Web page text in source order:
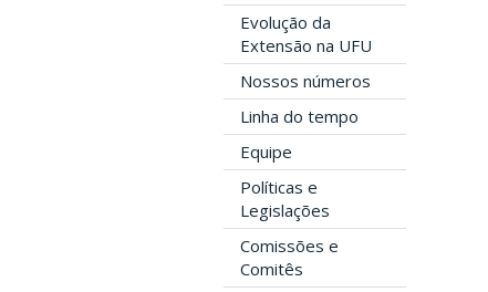
Evolução da
Extensão na UFU
Nossos números
Linha do tempo
Equipe
Políticas e
Legislações
Comissões e
Comitês